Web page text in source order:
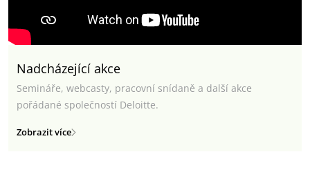
Nadcházející akce
Semináře, webcasty, pracovní snídaně a další akce
pořádané společností Deloitte.
Zobrazit více